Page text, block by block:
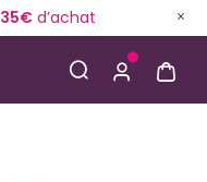
35€d’achat